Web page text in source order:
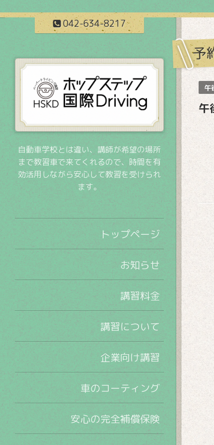
042-634-8217
予
午
午
自動車学校とは違い、講師が希望の場所
まで教習車で来てくれるので、時間を有
効活用しながら安心して教習を受けられ
ます。
トップページ
お知らせ
講習料金
講習について
企業向け講習
車のコーティング
安心の完全補償保険